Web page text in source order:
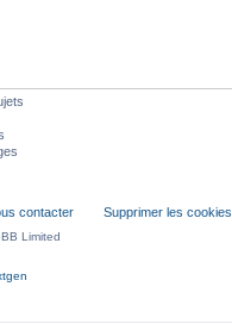
contacter Supprimer les cookies
Limited